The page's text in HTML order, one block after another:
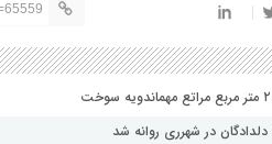
در شهرری روانه شد